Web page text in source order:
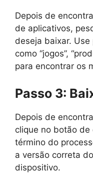
Depois de
de aplicativos,
deseja baixar.
como “jogos”,
para encontrar os
Passo 3:
Depois de
clique no botão
término do
a versão correta
dispositivo.